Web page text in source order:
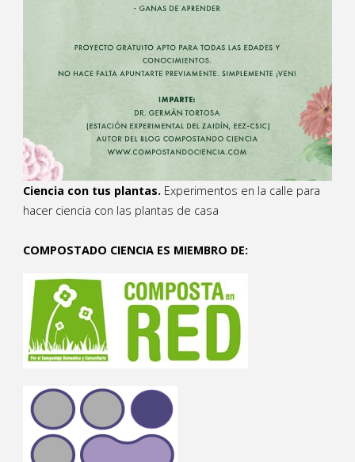
Ciencia con tus plantas. Experimentos en la calle para
hacer ciencia con las plantas de casa
COMPOSTADO CIENCIA ES MIEMBRO DE: